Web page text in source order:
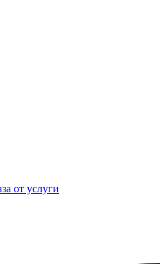
от услуги